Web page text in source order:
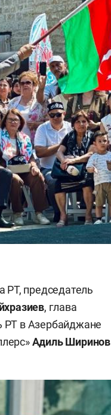
РТ, председатель
, глава
РТ в Азербайджане
Адиль Ширинов